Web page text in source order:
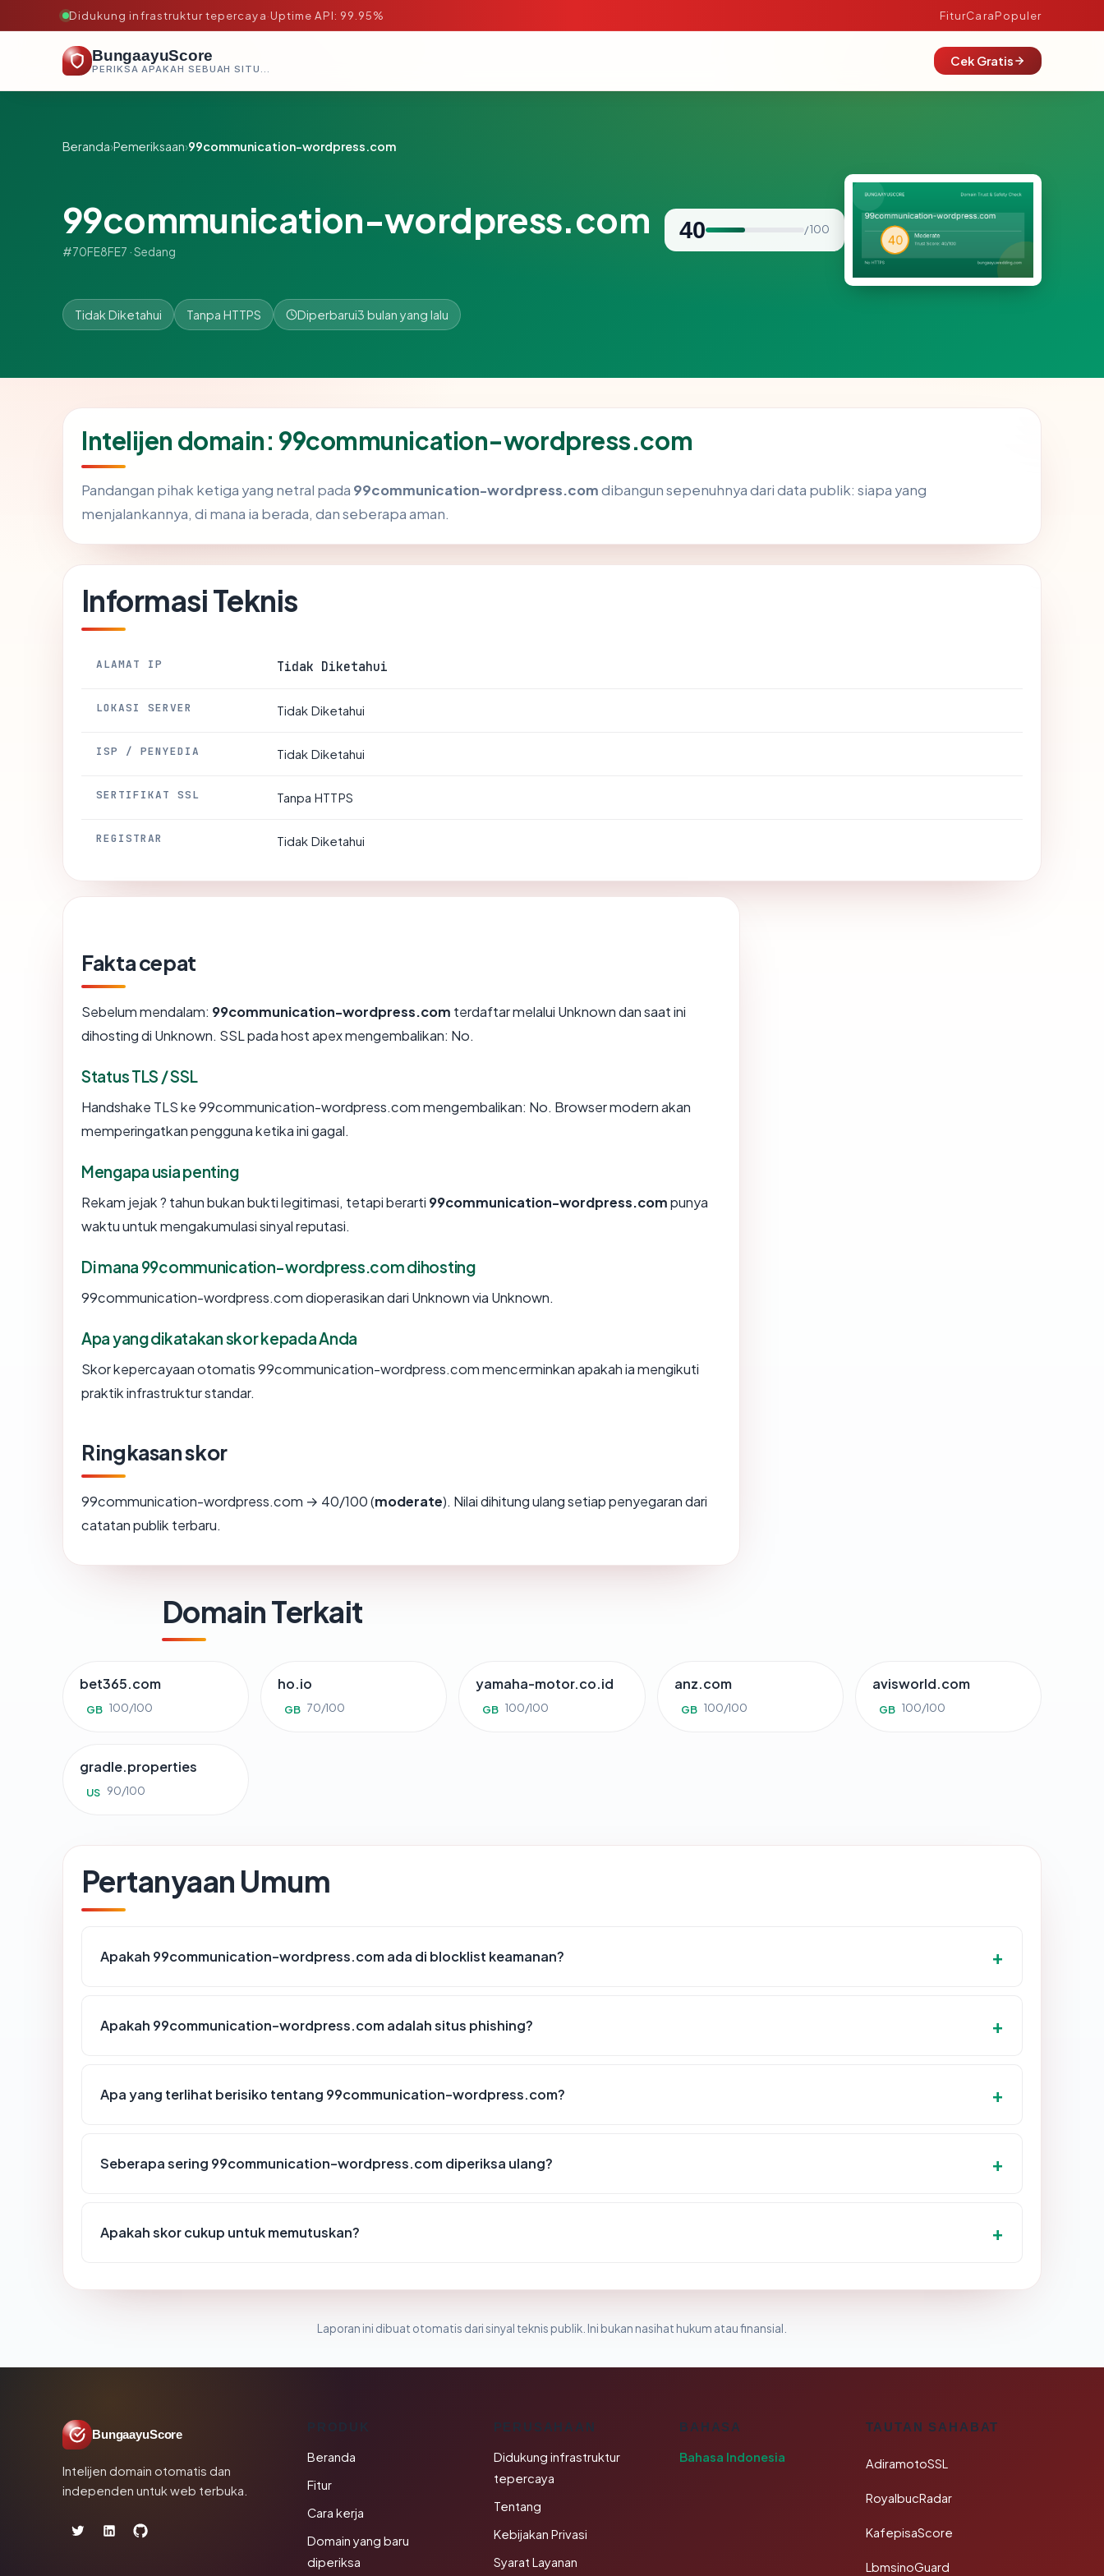
Didukung infrastruktur tepercaya·Uptime API: 99.95% FiturCaraPopuler
BungaayuScore
PERIKSA APAKAH SEBUAH SITUS AMAN, TEPERCAYA, DAN TERVERIFIKASI DALAM HITUNGAN DETIK.
Cek Gratis
Beranda›Pemeriksaan›99communication-wordpress.com
99communication-wordpress.com
#70FE8FE7 · Sedang
40 / 100
Tidak Diketahui Tanpa HTTPS Diperbarui3 bulan yang lalu
Intelijen domain: 99communication-wordpress.com
Pandangan pihak ketiga yang netral pada 99communication-wordpress.comdibangun sepenuhnya dari data publik: siapa yang
menjalankannya, di mana ia berada, dan seberapa aman.
Informasi Teknis
ALAMAT IP Tidak Diketahui
LOKASI SERVER Tidak Diketahui
ISP / PENYEDIA Tidak Diketahui
SERTIFIKAT SSL Tanpa HTTPS
REGISTRAR Tidak Diketahui
Fakta cepat
Sebelum mendalam: 99communication-wordpress.com terdaftar melalui Unknown dan saat ini
dihosting di Unknown. SSL pada host apex mengembalikan: No.
Status TLS / SSL
Handshake TLS ke 99communication-wordpress.com mengembalikan: No. Browser modern akan
memperingatkan pengguna ketika ini gagal.
Mengapa usia penting
Rekam jejak ? tahun bukan bukti legitimasi, tetapi berarti 99communication-wordpress.compunya
waktu untuk mengakumulasi sinyal reputasi.
Di mana 99communication-wordpress.com dihosting
99communication-wordpress.com dioperasikan dari Unknown via Unknown.
Apa yang dikatakan skor kepada Anda
Skor kepercayaan otomatis 99communication-wordpress.com mencerminkan apakah ia mengikuti
praktik infrastruktur standar.
Ringkasan skor
99communication-wordpress.com → 40/100 (moderate). Nilai dihitung ulang setiap penyegaran dari
catatan publik terbaru.
Domain Terkait
bet365.com
GB 100/100
ho.io
GB 70/100
yamaha-motor.co.id
GB 100/100
anz.com
GB 100/100
avisworld.com
GB 100/100
gradle.properties
US 90/100
Pertanyaan Umum
Apakah 99communication-wordpress.com ada di blocklist keamanan?
Apakah 99communication-wordpress.com adalah situs phishing?
Apa yang terlihat berisiko tentang 99communication-wordpress.com?
Seberapa sering 99communication-wordpress.com diperiksa ulang?
Apakah skor cukup untuk memutuskan?
Laporan ini dibuat otomatis dari sinyal teknis publik. Ini bukan nasihat hukum atau finansial.
BungaayuScore
Intelijen domain otomatis dan
independen untuk web terbuka.
Beranda
Fitur
Cara kerja
Domain yang baru
diperiksa
PERUSAHAAN
Didukung infrastruktur
tepercaya
Tentang
Kebijakan Privasi
Syarat Layanan
BAHASA
Bahasa Indonesia
TAUTAN SAHABAT
AdiramotoSSL
RoyalbucRadar
KafepisaScore
LbmsinoGuard